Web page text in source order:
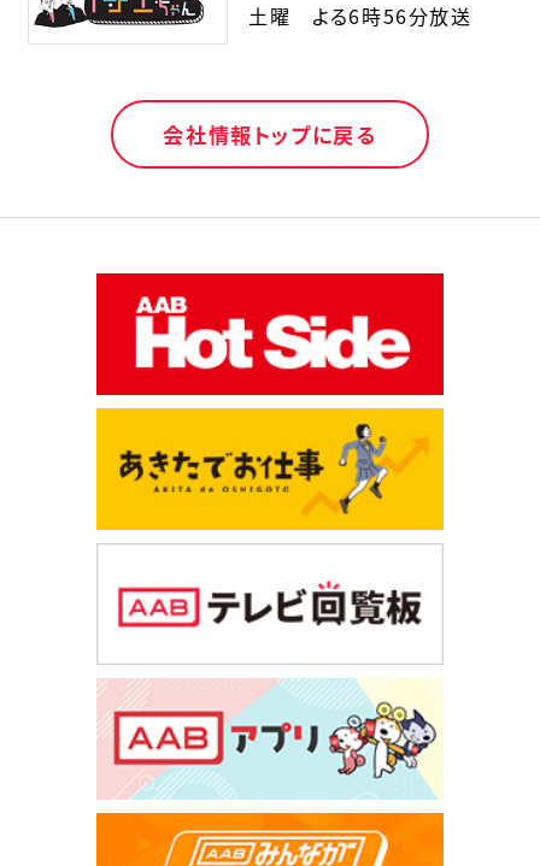
土曜 よる6時56分放送
会社情報トップに戻る